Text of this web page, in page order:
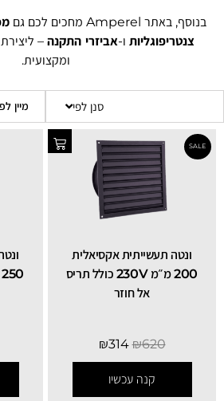
בנוסף, באתר Amperel מחכים לכם גם
צנטריפוגליות ו-אביזרי התקנה –
ומקצועית.
סנן לפי
ונטה תעשייתית אקסיאלית
200 מ״מ 230V כולל תריס
אל חוזר
₪620
₪314
קנה עכשיו